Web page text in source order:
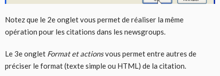
Notez que le 2e onglet vous permet de réaliser la même
opération pour les citations dans les newsgroups.
Le 3e onglet Format et actionsvous permet entre autres de
préciser le format (texte simple ou HTML) de la citation.